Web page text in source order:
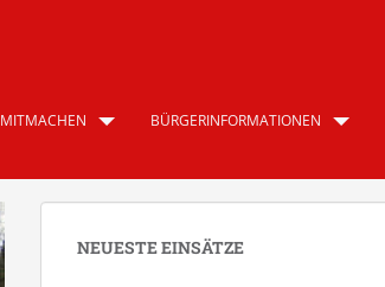
MITMACHEN BÜRGERINFORMATIONEN
NEUESTE EINSÄTZE